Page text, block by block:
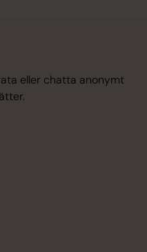
eller chatta anonymt